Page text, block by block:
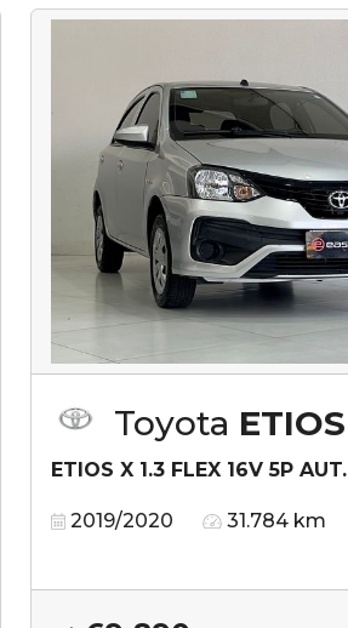
Toyota ETIOS
ETIOS X 1.3 FLEX 16V 5P AUT.
2019/2020 31.784 km